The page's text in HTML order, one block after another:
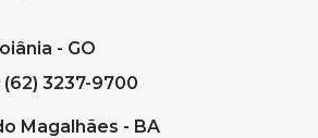
- GO
3237-9700
Magalhães - BA